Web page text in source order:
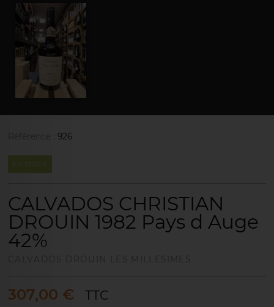
926
EN STOCK
CALVADOS CHRISTIAN
DROUIN 1982 Pays d Auge
42%
CALVADOS DROUIN LES MILLESIMES
307,00 € TTC